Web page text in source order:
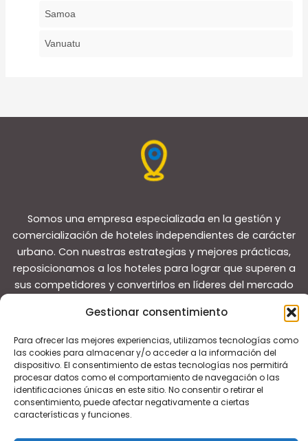
Gestionar consentimiento
Para ofrecer las mejores experiencias, utilizamos tecnologías como
las cookies para almacenar y/o acceder a la información del
dispositivo. El consentimiento de estas tecnologías nos permitirá
procesar datos como el comportamiento de navegación o las
identificaciones únicas en este sitio. No consentir o retirar el
consentimiento, puede afectar negativamente a ciertas
características y funciones.
Samoa
Vanuatu
Somos una empresa especializada en la gestión y
comercialización de hoteles independientes de carácter
urbano. Con nuestras estrategias y mejores prácticas,
reposicionamos a los hoteles para lograr que superen a
sus competidores y convertirlos en líderes del mercado
Copyright © 2026 Guías de viaje